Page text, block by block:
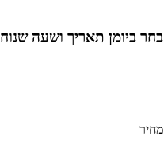
ביומן תאריך ושעה